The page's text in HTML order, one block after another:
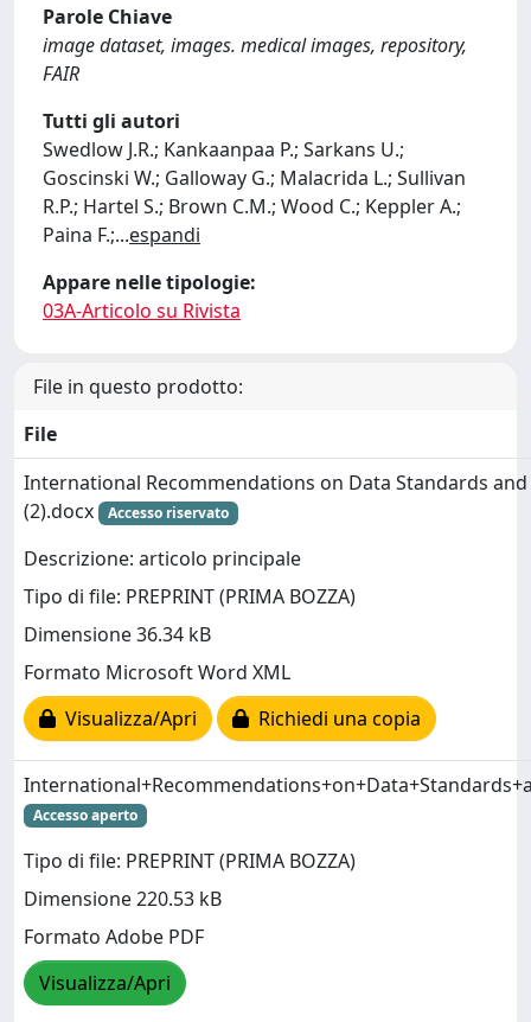
Parole Chiave
image dataset, images. medical images, repository,
FAIR
Tutti gli autori
Swedlow J.R.; Kankaanpaa P.; Sarkans U.;
Goscinski W.; Galloway G.; Malacrida L.; Sullivan
R.P.; Hartel S.; Brown C.M.; Wood C.; Keppler A.;
Paina F.;...espandi
Appare nelle tipologie:
03A-Articolo su Rivista
File in questo prodotto:
File
International Recommendations on Data Standards
(2).docx
Accesso riservato
Descrizione: articolo principale
Tipo di file: PREPRINT (PRIMA BOZZA)
Dimensione 36.34 kB
Formato Microsoft Word XML
Visualizza/Apri
Richiedi una copia
Accesso aperto
Tipo di file: PREPRINT (PRIMA BOZZA)
Dimensione 220.53 kB
Formato Adobe PDF
Visualizza/Apri